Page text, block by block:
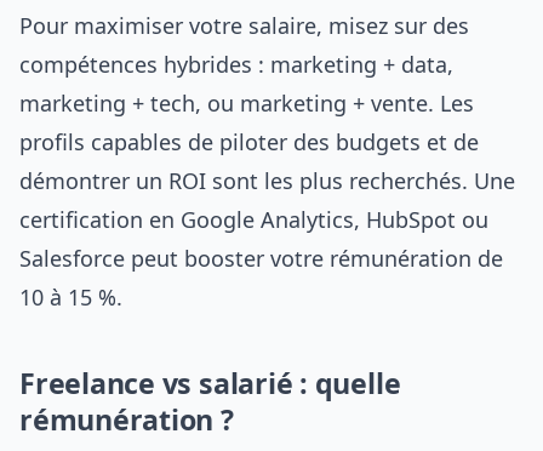
Pour maximiser votre salaire, misez sur des
compétences hybrides : marketing + data,
marketing + tech, ou marketing + vente. Les
profils capables de piloter des budgets et de
démontrer un ROI sont les plus recherchés. Une
certification en Google Analytics, HubSpot ou
Salesforce peut booster votre rémunération de
10 à 15 %.
Freelance vs salarié : quelle
rémunération ?